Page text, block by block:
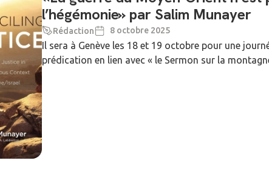
l’hégémonie» par Salim Munayer
Rédaction 8 octobre 2025
Il sera à Genève les 18 et 19 octobre pour une
prédication en lien avec « le Sermon sur la